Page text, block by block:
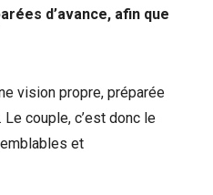
d’avance, afin que
vision propre, préparée
Le couple, c’est donc le
et